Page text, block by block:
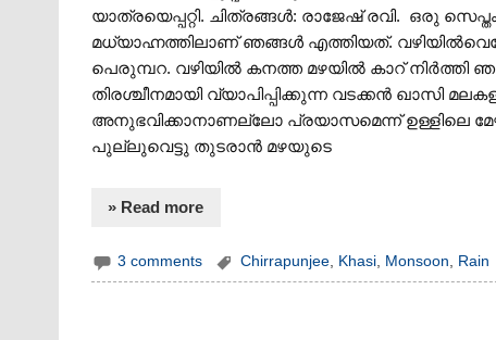
യാത്രയെപ്പറ്റി. ചിത്രങ്ങൾ: രാജേഷ് രവി. ഒരു
മധ്യാഹ്നത്തിലാണ് ഞങ്ങള്‍ എത്തിയത്.
പെരുമ്പറ. വഴിയില്‍ കനത്ത മഴയില്‍ കാറ് നിര്‍ത്തി
തിരശ്ചീനമായി വ്യാപിപ്പിക്കുന്ന വടക്കന്‍ ഖാസി
അനുഭവിക്കാനാണല്ലോ പ്രയാസമെന്ന് ഉള്ളിലെ
പുല്ലുവെട്ടു തുടരാന്‍ മഴയുടെ
» Read more
3 comments Chirrapunjee, Khasi, Monsoon Rain